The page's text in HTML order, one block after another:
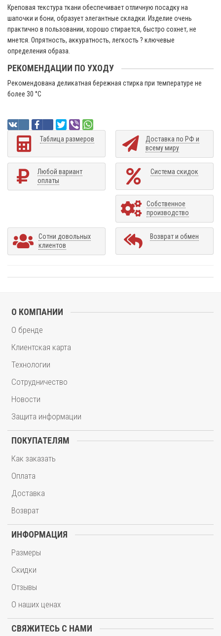
Креповая текстура ткани обеспечивает отличную посадку на
шапочки и бони, образует элегантные складки. Изделие очень
практично в пользовании, хорошо стирается, быстро сохнет, не
мнется. Опрятность, аккуратность, легкость ? ключевые
определения образа.
РЕКОМЕНДАЦИИ ПО УХОДУ
Рекомендована деликатная бережная стирка при температуре не
более 30 °C
Таблица размеров
Доставка по РФ и
всему миру
Любой вариант
оплаты
Система скидок
Собственное
производство
Сотни довольных
клиентов
Возврат и обмен
О КОМПАНИИ
О бренде
Клиентская карта
Технологии
Сотрудничество
Новости
Защита информации
ПОКУПАТЕЛЯМ
Как заказать
Оплата
Доставка
Возврат
ИНФОРМАЦИЯ
Размеры
Скидки
Отзывы
О наших ценах
СВЯЖИТЕСЬ С НАМИ